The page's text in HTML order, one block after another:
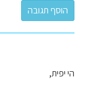
הי יפית,